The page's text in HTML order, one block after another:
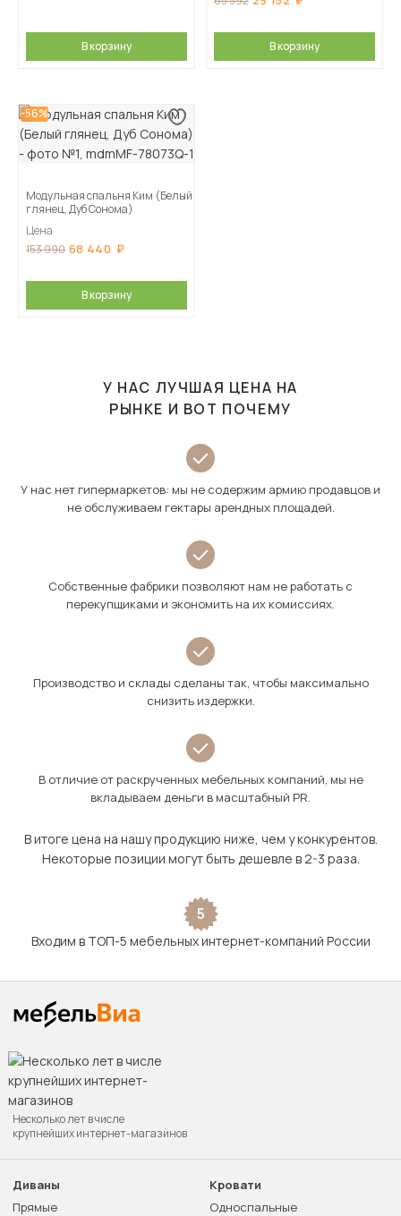
В корзину В корзину
-56%
Модульная спальня Ким (Белый
глянец, Дуб Сонома)
Цена
153 990 68 440
В корзину
У НАС ЛУЧШАЯ ЦЕНА НА
РЫНКЕ И ВОТ ПОЧЕМУ
У нас нет гипермаркетов: мы не содержим армию продавцов и
не обслуживаем гектары арендных площадей.
Собственные фабрики позволяют нам не работать с
перекупщиками и экономить на их комиссиях.
Производство и склады сделаны так, чтобы максимально
снизить издержки.
В отличие от раскрученных мебельных компаний, мы не
вкладываем деньги в масштабный PR.
В итоге цена на нашу продукцию ниже, чем у конкурентов.
Некоторые позиции могут быть дешевле в 2-3 раза.
5
Входим в ТОП-5 мебельных интернет-компаний России
Несколько лет в числе
крупнейших интернет-магазинов
Диваны
Прямые
Кровати
Односпальные